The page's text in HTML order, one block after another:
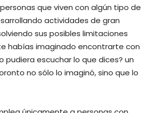
que viven con algún tipo de
actividades de gran
sus posibles limitaciones
habías imaginado encontrarte con
pudiera escuchar lo que dices? un
no sólo lo imaginó, sino que lo